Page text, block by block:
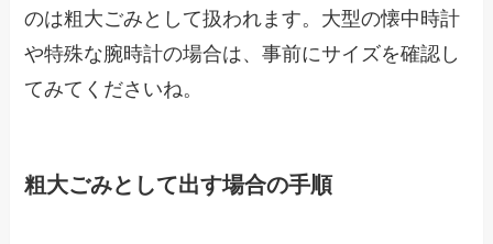
のは粗大ごみとして扱われます。大型の懐中時計
や特殊な腕時計の場合は、事前にサイズを確認し
てみてくださいね。
粗大ごみとして出す場合の手順